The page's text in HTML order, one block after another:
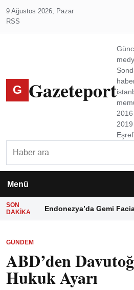
9 Ağustos 2026, Pazar
RSS
G Gazeteport
Menü
SON
DAKIKA
Endonezya’da Gemi
GÜNDEM
ABD’den
Hukuk Ayarı